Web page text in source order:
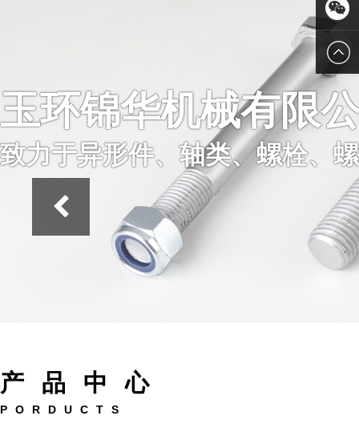
玉环锦华机械有限
致力于异形件、轴类、螺栓、
产品中心
PORDUCTS
客服中
微信